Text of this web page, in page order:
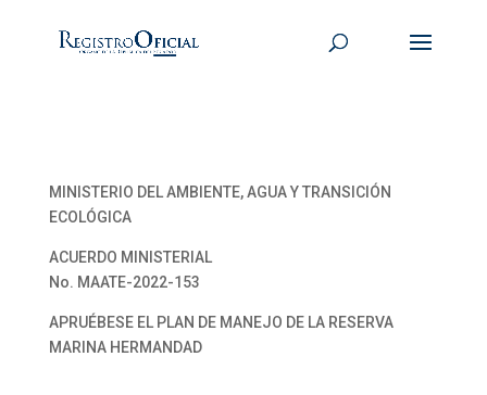
MINISTERIO DEL AMBIENTE, AGUA Y TRANSICIÓN
ECOLÓGICA
ACUERDO MINISTERIAL
No. MAATE-2022-153
APRUÉBESE EL PLAN DE MANEJO DE LA RESERVA
MARINA HERMANDAD